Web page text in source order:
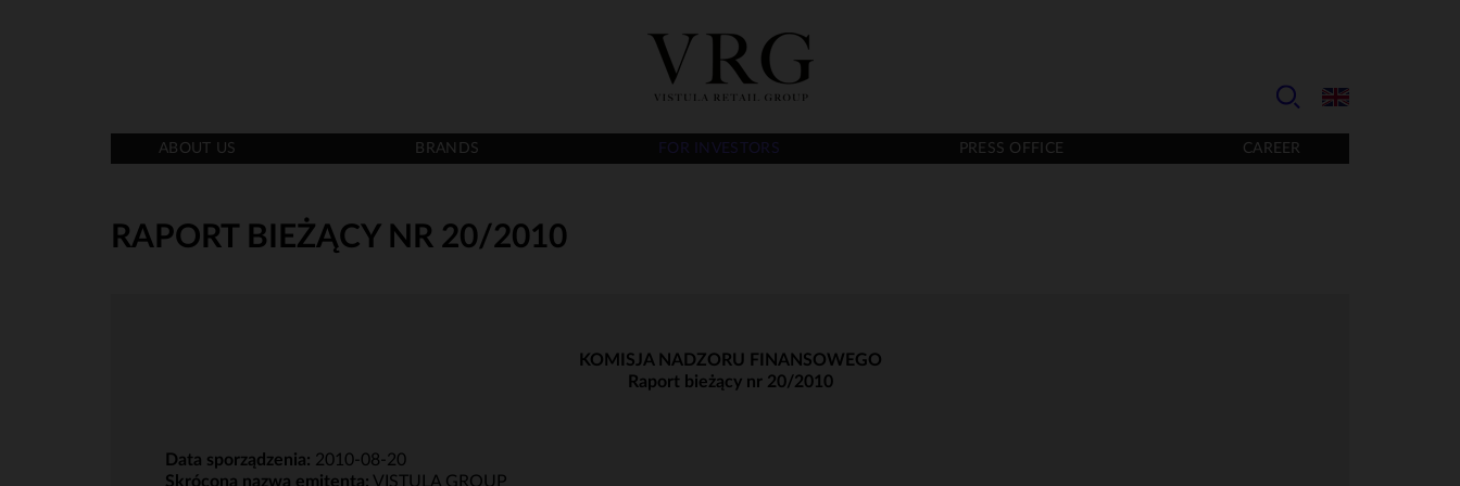
ABOUT US BRANDS FOR INVESTORS PRESS OFFICE CAREER
RAPORT BIEŻĄCY NR 20/2010
KOMISJA NADZORU FINANSOWEGO
Raport bieżący nr 20/2010
Data sporządzenia: 2010-08-20
Skrócona nazwa emitenta: VISTULA GROUP